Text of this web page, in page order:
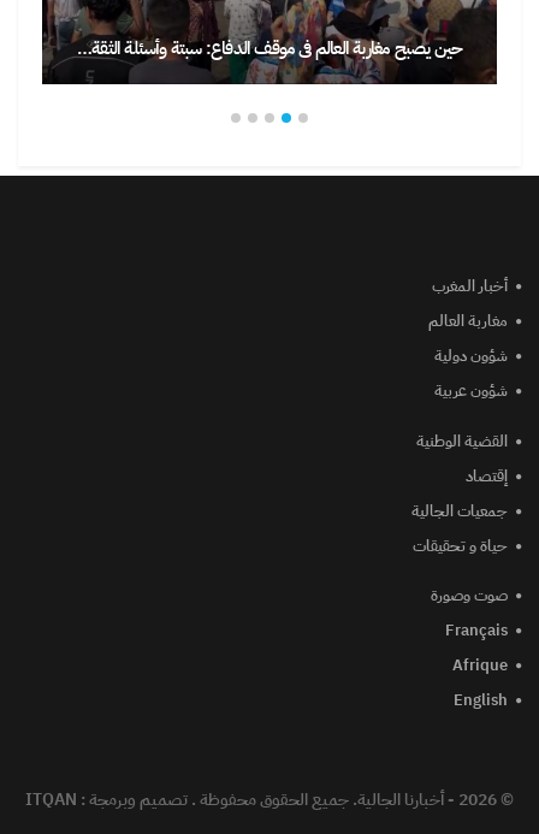
حين يصبح مغاربة العالم في موقف الدفاع: سبتة وأسئلة الثقة…
أخبار المغرب
مغاربة العالم
شؤون دولية
شؤون عربية
القضية الوطنية
إقتصاد
جمعيات الجالية
حياة و تحقيقات
صوت وصورة
Français
Afrique
English
© 2026 - أخبارنا الجالية. جميع الحقوق محفوظة . تصميم وبرمجة : ITQAN